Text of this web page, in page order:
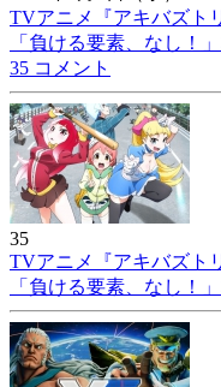
TVアニメ『アキバズト
「負ける要素、なし！
35 コメント
35
TVアニメ『アキバズト
「負ける要素、なし！